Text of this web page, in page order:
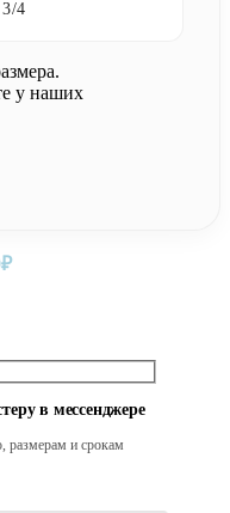
4
у наших
«Покровители любви»
₽
в мессенджере
размерам и срокам